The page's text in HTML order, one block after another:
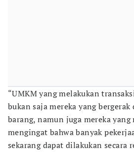
“UMKM yang melakukan
bukan saja mereka yang
barang, namun juga mereka yang
mengingat bahwa banyak
sekarang dapat dilakukan secara